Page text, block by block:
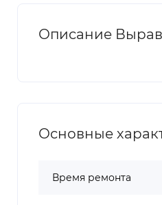
Описание
Основные
Время ремонта